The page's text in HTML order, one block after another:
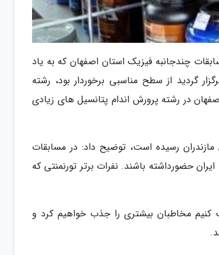
چندجانبه فیزیک استان اصفهان که به یاد
گردید از سطح مناسبی برخوردار بود، رشته
در رشته پرورش اندام پتانسیل های زیادی
رسیده است، توضیح داد: در مسابقات
حضورداشته باشند. نفرات برتر تورنمنتی که
کنیم مخاطبان بیشتری را جذب خواهیم کرد و